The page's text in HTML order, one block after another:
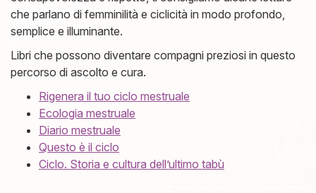
che parlano di femminilità e ciclicità in modo profondo,
semplice e illuminante.
Libri che possono diventare compagni preziosi in questo
percorso di ascolto e cura.
Rigenera il tuo ciclo mestruale
Ecologia mestruale
Diario mestruale
Questo è il ciclo
Ciclo. Storia e cultura dell’ultimo tabù